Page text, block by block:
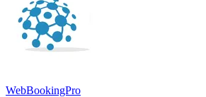
WebBookingPro